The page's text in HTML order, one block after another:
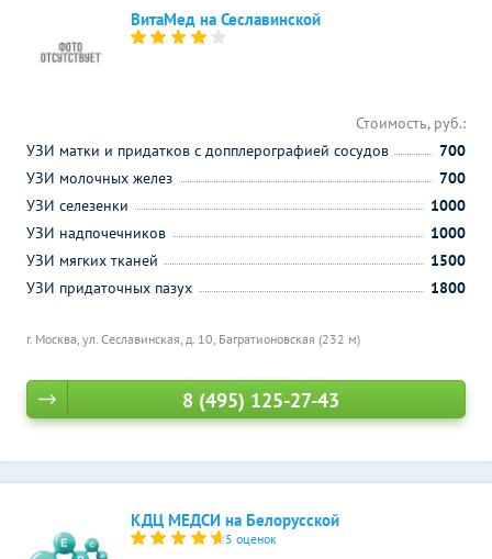
ВитаМед на Сеславинской
г. Москва, ул. Сеславинская, д. 10, Багратионовская (232 м)
Стоимость, руб.:
УЗИ матки и придатков с допплерографией сосудов
700
УЗИ молочных желез
700
УЗИ селезенки
1000
УЗИ надпочечников
1000
УЗИ мягких тканей
1500
УЗИ придаточных пазух
1800
8 (495) 125-27-43
КДЦ МЕДСИ на Белорусской
5 оценок